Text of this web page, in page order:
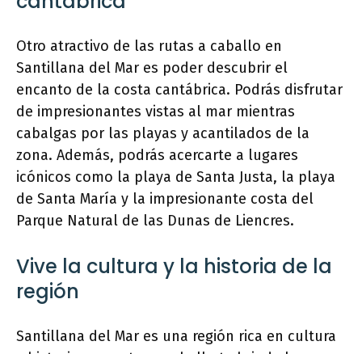
Otro atractivo de las rutas a caballo en
Santillana del Mar es poder descubrir el
encanto de la costa cantábrica. Podrás disfrutar
de impresionantes vistas al mar mientras
cabalgas por las playas y acantilados de la
zona. Además, podrás acercarte a lugares
icónicos como la playa de Santa Justa, la playa
de Santa María y la impresionante costa del
Parque Natural de las Dunas de Liencres.
Vive la cultura y la historia de la
región
Santillana del Mar es una región rica en cultura